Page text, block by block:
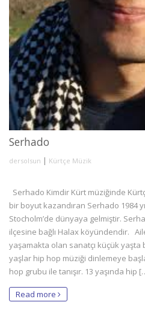
Serhado
dersolsun | Kürtçe Müzik
Serhado Kimdir Kürt müziğinde
bir boyut kazandıran Serhado 1984
Stocholm’de dünyaya gelmiştir.
ilçesine bağlı Halax köyündendir.
yaşamakta olan sanatçı küçük yaşta
yaşlar hip hop müziği dinlemeye
hop grubu ile tanışır. 13 yaşında hip
Read more